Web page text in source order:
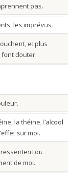
pas.
les imprévus.
et plus
font douter.
la théine, l’alcool
sur moi.
ou
de moi.